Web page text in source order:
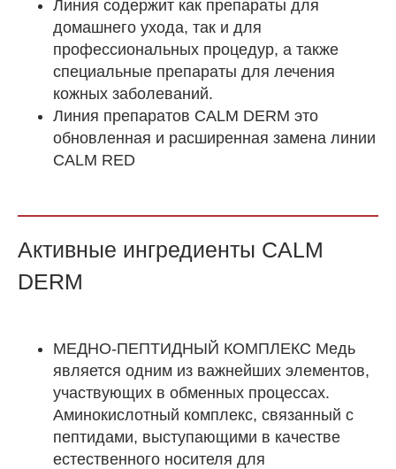
Линия содержит как препараты для
домашнего ухода, так и для
профессиональных процедур, а также
специальные препараты для лечения
кожных заболеваний.
Линия препаратов CALM DERM это
обновленная и расширенная замена линии
CALM RED
Активные ингредиенты CALM
DERM
МЕДНО-ПЕПТИДНЫЙ КОМПЛЕКС Медь
является одним из важнейших элементов,
участвующих в обменных процессах.
Аминокислотный комплекс, связанный с
пептидами, выступающими в качестве
естественного носителя для